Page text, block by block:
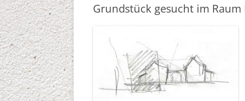
SACHVERSTAND
NEUBAU
PASSIV- / SOLARHAUS
DIE ALTBAU-
Grundstück gesucht im Raum